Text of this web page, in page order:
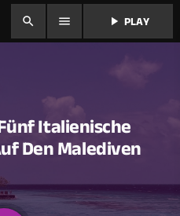
search menu play_arrow PLAY
Italienische
Den Malediven